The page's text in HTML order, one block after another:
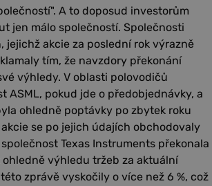
A to doposud investorům
jen málo společností. Společnosti
jejichž akcie za poslední rok výrazně
tím, že navzdory překonání
výhledy. V oblasti polovodičů
ASML, pokud jde o předobjednávky, a
ohledně poptávky po zbytek roku
se po jejich údajích obchodovaly
Texas Instruments překonala
ohledně výhledu tržeb za aktuální
zprávě vyskočily o více než 6 %, což